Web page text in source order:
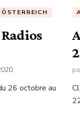
ÖSTERREICH
26 octobre au